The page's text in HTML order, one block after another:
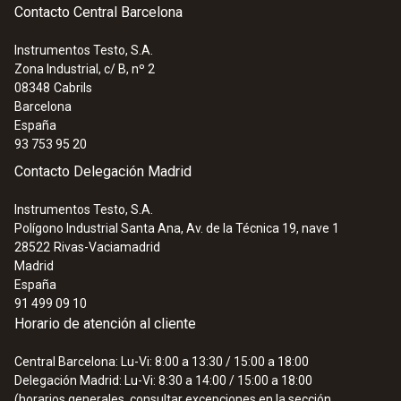
:0563 0890 X1
480 píxeles, enfoque manual / auto,
láser, 1 objetivo seleccionable
:0563 0890 X2
Cámara termográfica testo 890 - 640 x
Contacto Central Barcelona
Instrumentos Testo, S.A.
Zona Industrial, c/ B, nº 2
08348 Cabrils
Barcelona
España
93 753 95 20
Contacto Delegación Madrid
Instrumentos Testo, S.A.
Polígono Industrial Santa Ana, Av. de la Técnica 19, nave 1
28522 Rivas-Vaciamadrid
Madrid
España
91 499 09 10
Horario de atención al cliente
Central Barcelona: Lu-Vi: 8:00 a 13:30 / 15:00 a 18:00
Delegación Madrid: Lu-Vi: 8:30 a 14:00 / 15:00 a 18:00